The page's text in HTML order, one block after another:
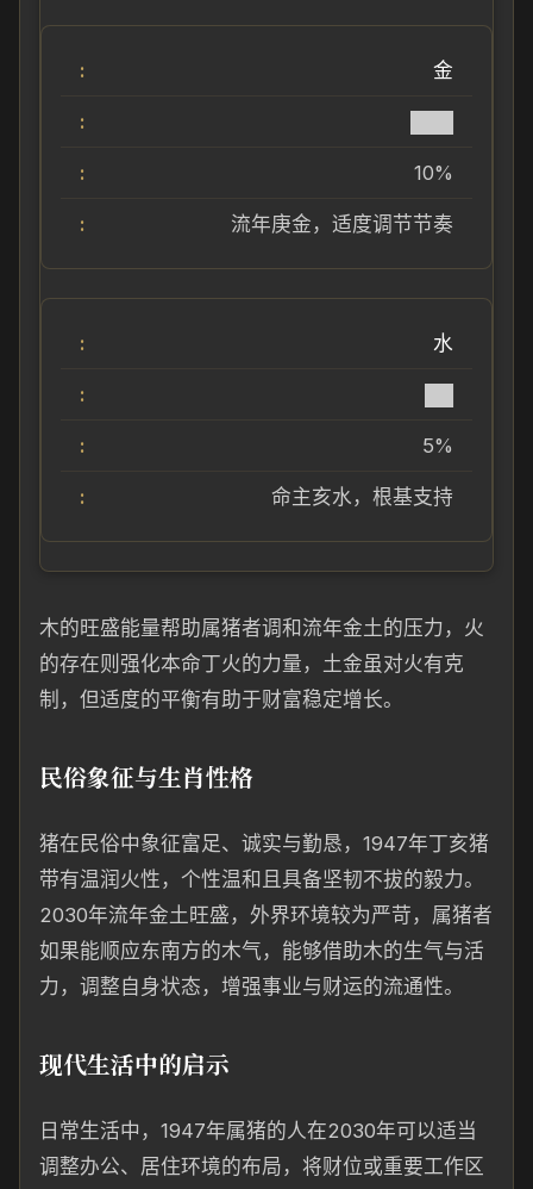
金
10%
流年庚金，适度调节节奏
水
5%
命主亥水，根基支持
木的旺盛能量帮助属猪者调和流年金土的压力，火
的存在则强化本命丁火的力量，土金虽对火有克
制，但适度的平衡有助于财富稳定增长。
民俗象征与生肖性格
猪在民俗中象征富足、诚实与勤恳，1947年丁亥猪
带有温润火性，个性温和且具备坚韧不拔的毅力。
2030年流年金土旺盛，外界环境较为严苛，属猪者
如果能顺应东南方的木气，能够借助木的生气与活
力，调整自身状态，增强事业与财运的流通性。
现代生活中的启示
日常生活中，1947年属猪的人在2030年可以适当
调整办公、居住环境的布局，将财位或重要工作区